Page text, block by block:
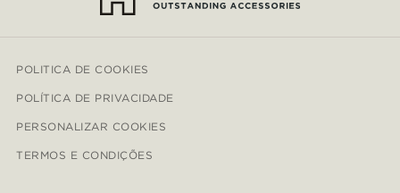
POLITICA DE COOKIES
POLÍTICA DE PRIVACIDADE
PERSONALIZAR COOKIES
TERMOS E CONDIÇÕES